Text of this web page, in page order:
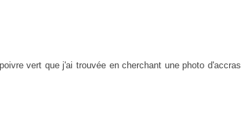
vert que j'ai trouvée en cherchant une photo d'accras